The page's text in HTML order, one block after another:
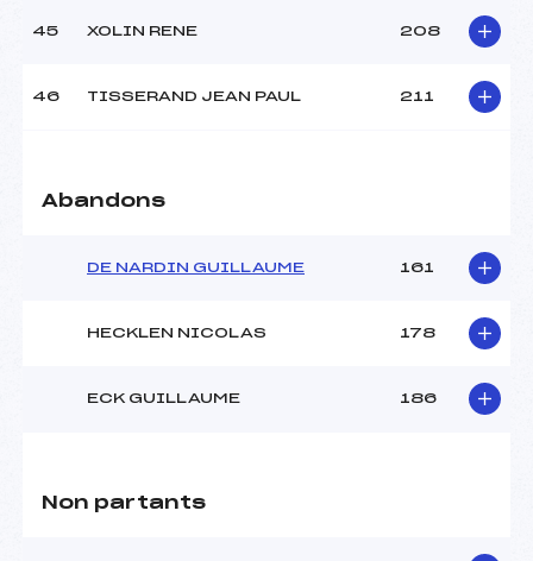
45 XOLIN RENE 208
46 TISSERAND JEAN PAUL 211
Abandons
DE NARDIN GUILLAUME 161
HECKLEN NICOLAS 178
ECK GUILLAUME 186
Non partants